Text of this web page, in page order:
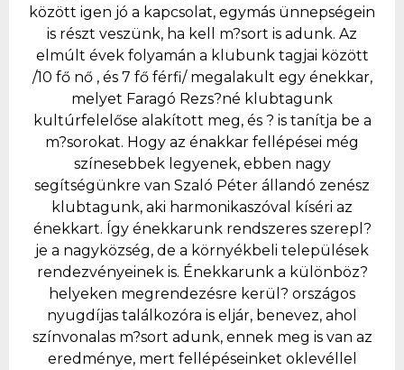
között igen jó a kapcsolat, egymás ünnepségein
is részt veszünk, ha kell m?sort is adunk. Az
elmúlt évek folyamán a klubunk tagjai között
/10 fő nő , és 7 fő férfi/ megalakult egy énekkar,
melyet Faragó Rezs?né klubtagunk
kultúrfelelőse alakított meg, és ? is tanítja be a
m?sorokat. Hogy az énakkar fellépései még
színesebbek legyenek, ebben nagy
segítségünkre van Szaló Péter állandó zenész
klubtagunk, aki harmonikaszóval kíséri az
énekkart. Így énekkarunk rendszeres szerepl?
je a nagyközség, de a környékbeli települések
rendezvényeinek is. Énekkarunk a különböz?
helyeken megrendezésre kerül? országos
nyugdíjas találkozóra is eljár, benevez, ahol
színvonalas m?sort adunk, ennek meg is van az
eredménye, mert fellépéseinket oklevéllel